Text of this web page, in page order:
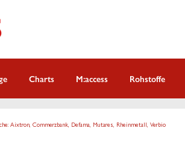
Charts M:access Rohstoffe
Aixtron, Commerzbank, Defama, Mutares, Rheinmetall, Verbio